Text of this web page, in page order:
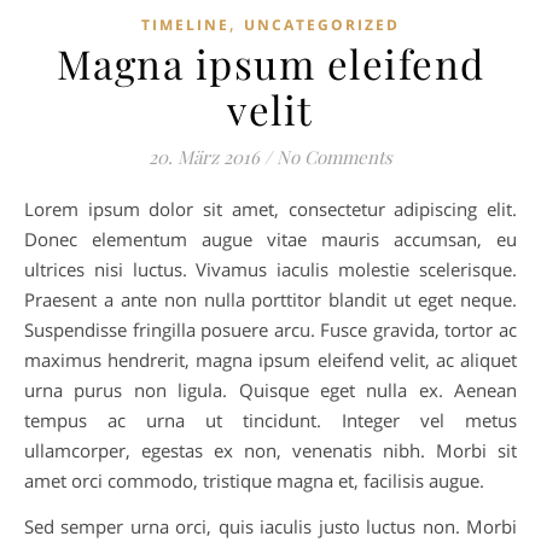
TIMELINE , UNCATEGORIZED
Magna ipsum eleifend
velit
20. März 2016 / No Comments
Lorem ipsum dolor sit amet, consectetur adipiscing elit.
Donec elementum augue vitae mauris accumsan, eu
ultrices nisi luctus. Vivamus iaculis molestie scelerisque.
Praesent a ante non nulla porttitor blandit ut eget neque.
Suspendisse fringilla posuere arcu. Fusce gravida, tortor ac
maximus hendrerit, magna ipsum eleifend velit, ac aliquet
urna purus non ligula. Quisque eget nulla ex. Aenean
tempus ac urna ut tincidunt. Integer vel metus
ullamcorper, egestas ex non, venenatis nibh. Morbi sit
amet orci commodo, tristique magna et, facilisis augue.
Sed semper urna orci, quis iaculis justo luctus non. Morbi